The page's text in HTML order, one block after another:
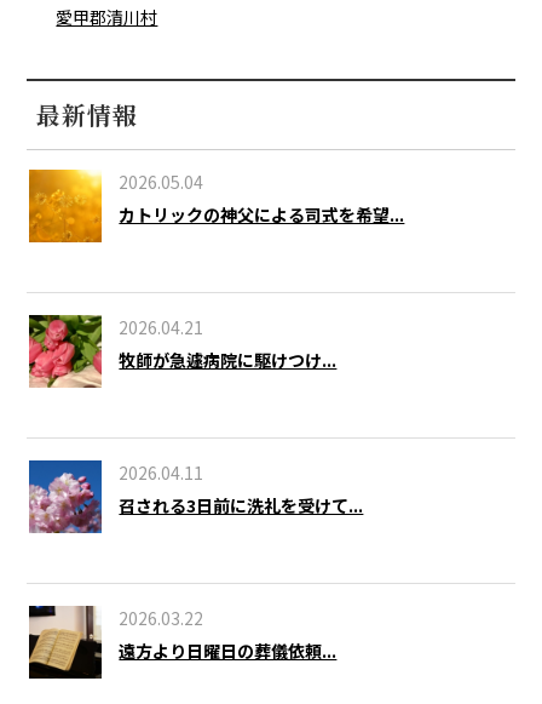
愛甲郡清川村
最新情報
2026.05.04
カトリックの神父による司式を希望...
2026.04.21
牧師が急遽病院に駆けつけ...
2026.04.11
召される3日前に洗礼を受けて...
2026.03.22
遠方より日曜日の葬儀依頼...